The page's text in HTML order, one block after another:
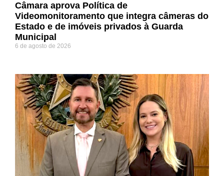
Câmara aprova Política de
Videomonitoramento que integra câmeras do
Estado e de imóveis privados à Guarda
Municipal
6 de agosto de 2026